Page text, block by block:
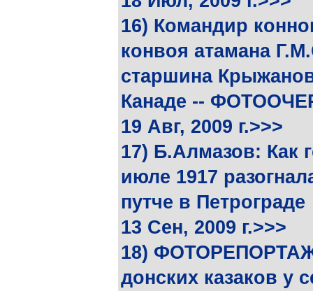
16) Командир
конвоя атамана
старшина
Канаде --
19 Авг, 2009 г.>>>
17) Б.Алмазов: Как
июле 1917
путче в Петрограде
13 Сен, 2009 г.>>>
18)
донских казаков у